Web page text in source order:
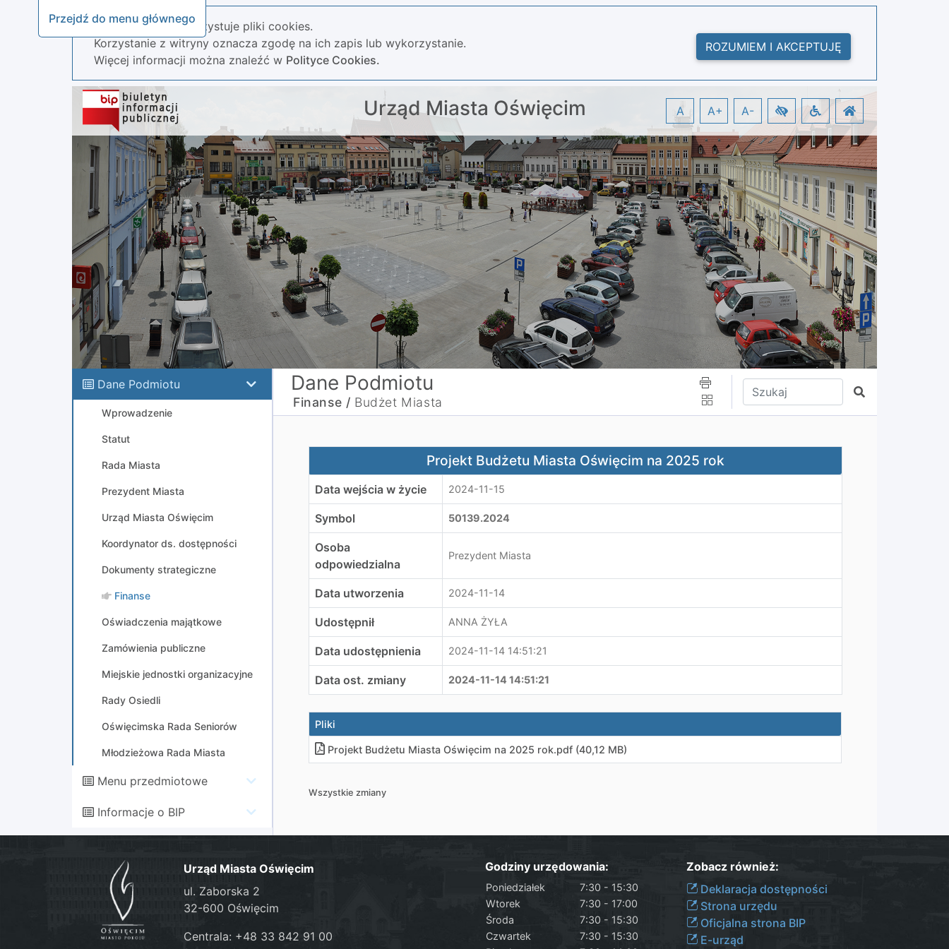
Przejdź do menu głównego
Nasza strona wykorzystuje pliki cookies.
Korzystanie z witryny oznacza zgodę na ich zapis lub wykorzystanie.
Więcej informacji można znaleźć w Polityce Cookies.
ROZUMIEM I AKCEPTUJĘ
Urząd Miasta Oświęcim A A+ A-
Dane Podmiotu
Wprowadzenie
Statut
Rada Miasta
Prezydent Miasta
Urząd Miasta Oświęcim
Koordynator ds. dostępności
Dokumenty strategiczne
Finanse
Oświadczenia majątkowe
Zamówienia publiczne
Miejskie jednostki organizacyjne
Rady Osiedli
Oświęcimska Rada Seniorów
Młodzieżowa Rada Miasta
Menu przedmiotowe
Informacje o BIP
Dane Podmiotu
Finanse / Budżet Miasta
Wpisz tekst do wyszukania
Szukaj
Projekt Budżetu Miasta Oświęcim na 2025 rok
Projekt Budżetu Miasta Oświęcim na 2025 rok
Data wejścia w życie 2024-11-15
Symbol 50139.2024
Osoba
odpowiedzialna
Prezydent Miasta
Data utworzenia 2024-11-14
Udostępnił ANNA ŻYŁA
Data udostępnienia 2024-11-14 14:51:21
Data ost. zmiany 2024-11-14 14:51:21
Pliki
Projekt Budżetu Miasta Oświęcim na 2025 rok.pdf (40,12 MB)
Wszystkie zmiany
Urząd Miasta Oświęcim
ul. Zaborska 2
32-600 Oświęcim
Centrala: +48 33 842 91 00
Godziny urzędowania:
Poniedziałek
7:30 - 15:30
Wtorek
7:30 - 17:00
Środa
7:30 - 15:30
Czwartek
7:30 - 15:30
Zobacz również:
Deklaracja dostępności
Strona urzędu
Oficjalna strona BIP
E-urząd